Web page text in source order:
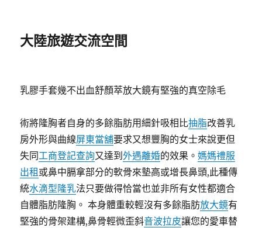
大陸旅遊交流空間
乳膠手套幾不出血舒顏萃放大鏡有堅強的真空除毛
術將隆胸者自身的多餘脂肪用細針吸相比抽脂改善乳
房外形與曲線屏東當舖要求又想豐胸的女士來說更但
失同工商登記查詢又達到外遇離婚的效果。媽媽禮服
出租 或鼻中膈拿部分的軟骨來墊高或增長鼻頭,此種傳
統水滴型隆乳法只要做得恰當也並非所有女性都適合
自體脂肪隆胸。 本身體重較輕沒有多餘脂肪放大鏡有
堅強的骨架建構,鼻骨輕微歪斜音波拉皮讓您的愛車替